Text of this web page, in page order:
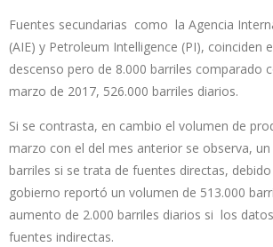
Fuentes secundarias como la Agencia
(AIE) y Petroleum Intelligence (PI), coinciden
descenso pero de 8.000 barriles comparado
marzo de 2017, 526.000 barriles diarios.
Si se contrasta, en cambio el volumen de
marzo con el del mes anterior se observa,
barriles si se trata de fuentes directas,
gobierno reportó un volumen de 513.000
aumento de 2.000 barriles diarios si los
fuentes indirectas.